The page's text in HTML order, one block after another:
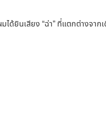
ได้ยินเสียง “ฉ่า” ที่แตกต่างจ